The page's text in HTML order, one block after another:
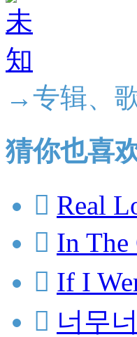
→专辑、
猜你也喜
 Real
 In The
 If I
 너무